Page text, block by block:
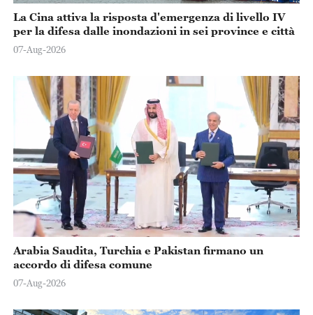
La Cina attiva la risposta d'emergenza di livello IV
per la difesa dalle inondazioni in sei province e città
07-Aug-2026
Arabia Saudita, Turchia e Pakistan firmano un
accordo di difesa comune
07-Aug-2026